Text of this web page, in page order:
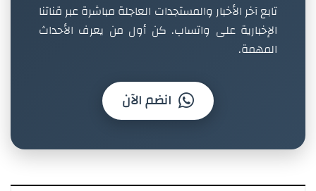
تابع آخر الأخبار والمستجدات العاجلة مباشرة عبر قناتنا
الإخبارية على واتساب. كن أول من يعرف الأحداث
المهمة.
انضم الآن